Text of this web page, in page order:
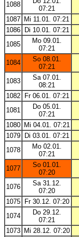
1088
07:21
1087 Mi 11.01. 07:21
1086
Di 10.01. 07:21
1085
Mo 09.01.
07:21
1084
So 08.01.
07:21
1083
Sa 07.01.
08:21
1082
Fr 06.01. 07:21
1081
Do 05.01.
07:21
1080 Mi 04.01. 07:21
1079
Di 03.01. 07:21
1078
Mo 02.01.
07:21
1077
So 01.01.
07:20
1076
Sa 31.12.
07:20
1075
Fr 30.12. 07:20
1074
Do 29.12.
07:21
1073 Mi 28.12. 07:20